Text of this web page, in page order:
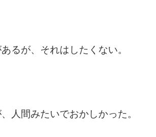
るが、それはしたくない。
人間みたいでおかしかった。